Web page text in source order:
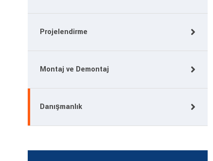
Projelendirme
Montaj ve Demontaj
Danışmanlık